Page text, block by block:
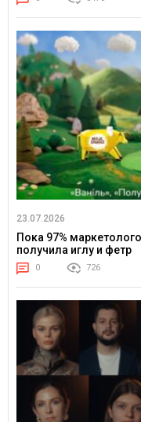
23.07.2026
Пока 97%
получила иглу и фетр
0 726